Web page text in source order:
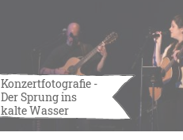
Konzertfotografie -
Der Sprung ins
kalte Wasser